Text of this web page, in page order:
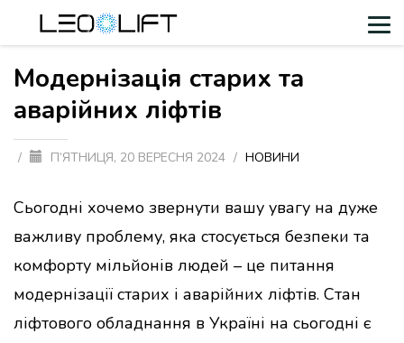
Модернізація старих та
аварійних ліфтів
/ П’ЯТНИЦЯ, 20 ВЕРЕСНЯ 2024 / НОВИНИ
Сьогодні хочемо звернути вашу увагу на дуже
важливу проблему, яка стосується безпеки та
комфорту мільйонів людей – це питання
модернізації старих і аварійних ліфтів. Стан
ліфтового обладнання в Україні на сьогодні є